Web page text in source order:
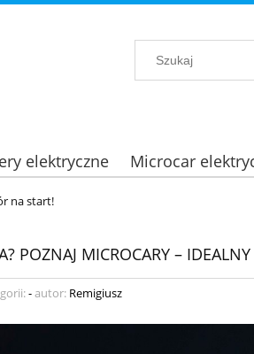
elektryczne Microcar
na start!
POZNAJ MICROCARY –
-autor: Remigiusz